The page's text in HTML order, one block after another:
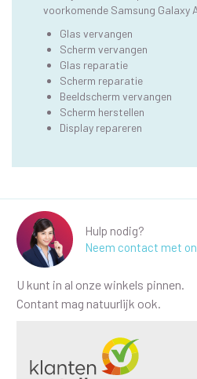
voorkomende Samsung Galaxy
Glas vervangen
Scherm vervangen
Glas reparatie
Scherm reparatie
Beeldscherm vervangen
Scherm herstellen
Display repareren
Hulp nodig?
Neem contact met
U kunt in al onze winkels pinnen.
Contant mag natuurlijk ook.